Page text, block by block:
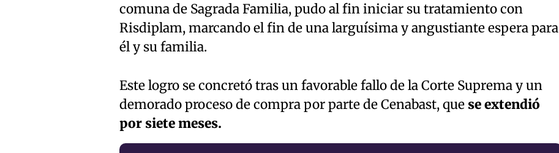
comuna de Sagrada Familia, pudo al fin iniciar su tratamiento con
Risdiplam, marcando el fin de una larguísima y angustiante espera para
él y su familia.
Este logro se concretó tras un favorable fallo de la Corte Suprema y un
demorado proceso de compra por parte de Cenabast, que se extendió
por siete meses.